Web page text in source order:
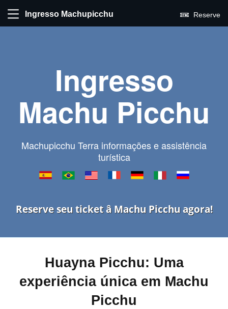
Ingresso Machupicchu Reserve
Ingresso
Machu Picchu
Machupicchu Terra informações e assistência
turística
Reserve seu ticket â Machu Picchu agora!
Huayna Picchu: Uma
experiência única em Machu
Picchu